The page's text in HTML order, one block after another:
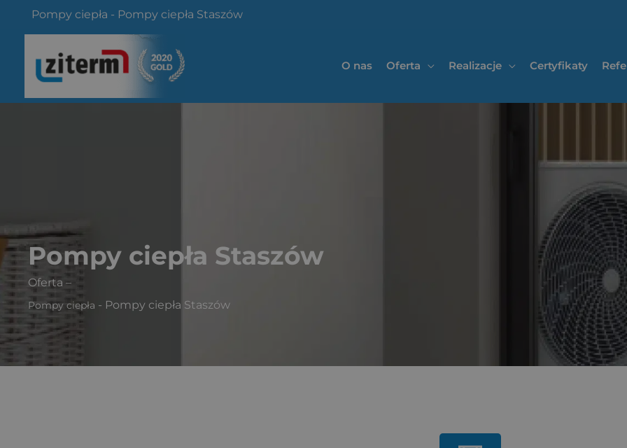
Pompy ciepła - Pompy ciepła Staszów
treści
O nas Oferta Realizacje Certyfikaty
Pompy ciepła Staszów
Oferta –
Pompy ciepła - Pompy ciepła Staszów